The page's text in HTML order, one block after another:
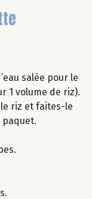
salée pour le
1 volume de riz).
le riz et faites-le
paquet.